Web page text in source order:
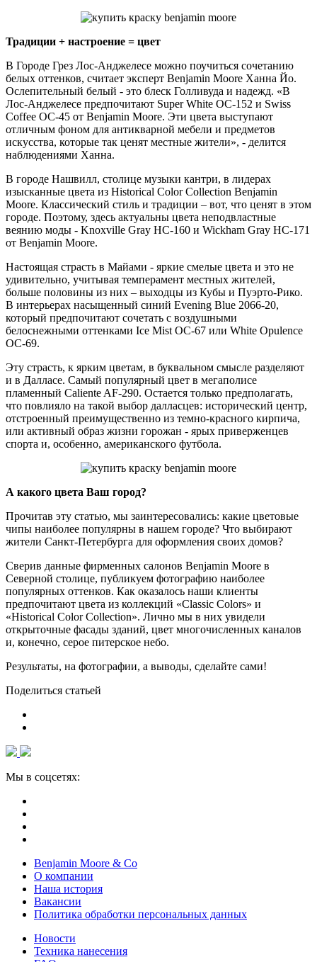
Традиции + настроение = цвет
В Городе Грез Лос-Анджелесе можно поучиться сочетанию
белых оттенков, считает эксперт Benjamin Moore Ханна Йо.
Ослепительный белый - это блеск Голливуда и надежд. «В
Лос-Анджелесе предпочитают Super White OC-152 и Swiss
Coffee OC-45 от Benjamin Moore. Эти цвета выступают
отличным фоном для антикварной мебели и предметов
искусства, которые так ценят местные жители», - делится
наблюдениями Ханна.
В городе Нашвилл, столице музыки кантри, в лидерах
изысканные цвета из Historical Color Collection Benjamin
Moore. Классический стиль и традиции – вот, что ценят в этом
городе. Поэтому, здесь актуальны цвета неподвластные
веянию моды - Knoxville Gray HC-160 и Wickham Gray HC-171
от Benjamin Moore.
Настоящая страсть в Майами - яркие смелые цвета и это не
удивительно, учитывая темперамент местных жителей,
больше половины из них – выходцы из Кубы и Пуэрто-Рико.
В интерьерах насыщенный синий Evening Blue 2066-20,
который предпочитают сочетать с воздушными
белоснежными оттенками Ice Mist OC-67 или White Opulence
OC-69.
Эту страсть, к ярким цветам, в буквальном смысле разделяют
и в Далласе. Самый популярный цвет в мегаполисе
пламенный Caliente AF-290. Остается только предполагать,
что повлияло на такой выбор далласцев: исторический центр,
отстроенный преимущественно из темно-красного кирпича,
или активный образ жизни горожан - ярых приверженцев
спорта и, особенно, американского футбола.
А какого цвета Ваш город?
Прочитав эту статью, мы заинтересовались: какие цветовые
чипы наиболее популярны в нашем городе? Что выбирают
жители Санкт-Петербурга для оформления своих домов?
Сверив данные фирменных салонов Benjamin Moore в
Северной столице, публикуем фотографию наиболее
популярных оттенков. Как оказалось наши клиенты
предпочитают цвета из коллекций «Classic Colors» и
«Historical Color Collection». Лично мы в них увидели
открыточные фасады зданий, цвет многочисленных каналов
и, конечно, серое питерское небо.
Результаты, на фотографии, а выводы, сделайте сами!
Поделиться статьей
Мы в соцсетях:
Benjamin Moore & Co
О компании
Наша история
Вакансии
Политика обработки персональных данных
Новости
Техника нанесения